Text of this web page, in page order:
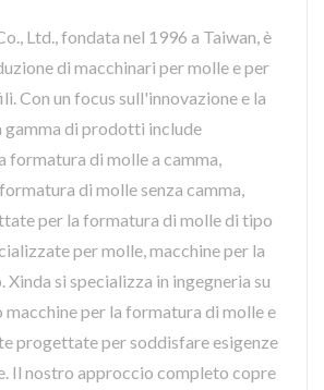
Ltd., fondata nel 1996 a Taiwan, è
di macchinari per molle e per
Con un focus sull'innovazione e la
gamma di prodotti include
formatura di molle a camma,
di molle senza camma,
per la formatura di molle di tipo
per molle, macchine per la
si specializza in ingegneria su
per la formatura di molle e
progettate per soddisfare esigenze
Il nostro approccio completo copre